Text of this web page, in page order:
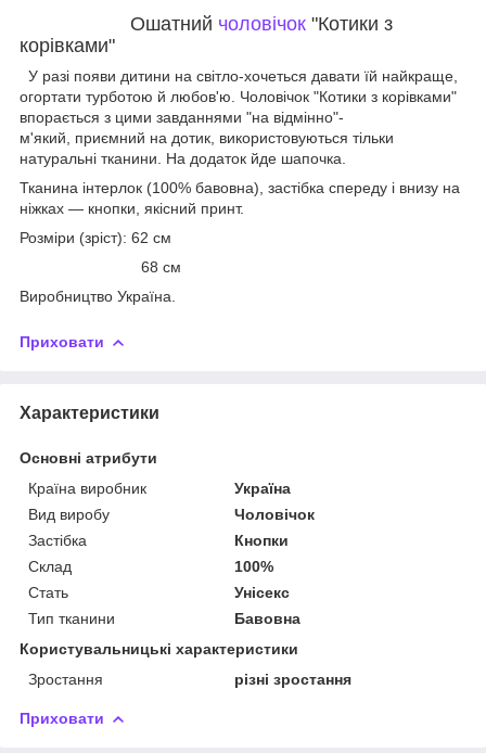
Ошатний чоловічок "Котики з
корівками"
У разі появи дитини на світло-хочеться давати їй найкраще,
огортати турботою й любов'ю. Чоловічок "Котики з корівками"
впорається з цими завданнями "на відмінно"-
м'який, приємний на дотик, використовуються тільки
натуральні тканини. На додаток йде шапочка.
Тканина інтерлок (100% бавовна), застібка спереду і внизу на
ніжках — кнопки, якісний принт.
Розміри (зріст): 62 см
68 см
Виробництво Україна.
Приховати
Характеристики
Основні атрибути
Країна виробник
Україна
Вид виробу
Чоловічок
Застібка
Кнопки
Склад
100%
Стать
Унісекс
Тип тканини
Бавовна
Користувальницькі характеристики
Зростання
різні зростання
Приховати